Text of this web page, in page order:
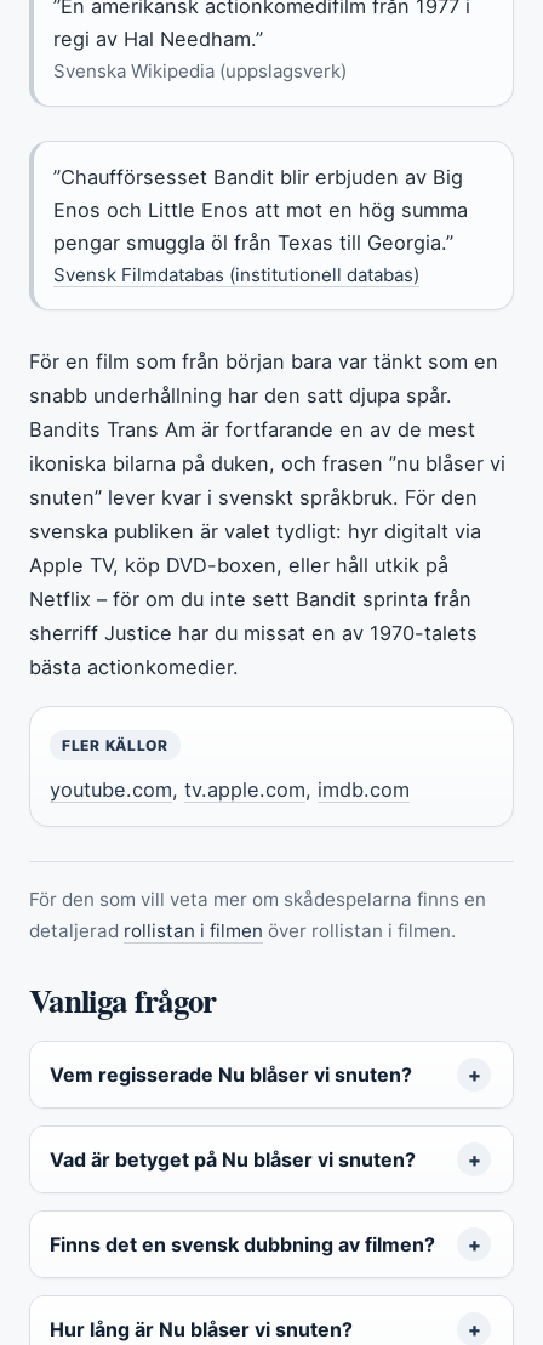
”En amerikansk actionkomedifilm från 1977 i
regi av Hal Needham.”
Svenska Wikipedia (uppslagsverk)
”Chaufförsesset Bandit blir erbjuden av Big
Enos och Little Enos att mot en hög summa
pengar smuggla öl från Texas till Georgia.”
Svensk Filmdatabas (institutionell databas)
För en film som från början bara var tänkt som en
snabb underhållning har den satt djupa spår.
Bandits Trans Am är fortfarande en av de mest
ikoniska bilarna på duken, och frasen ”nu blåser vi
snuten” lever kvar i svenskt språkbruk. För den
svenska publiken är valet tydligt: hyr digitalt via
Apple TV, köp DVD-boxen, eller håll utkik på
Netflix – för om du inte sett Bandit sprinta från
sherriff Justice har du missat en av 1970-talets
bästa actionkomedier.
FLER KÄLLOR
youtube.com, tv.apple.com, imdb.com
För den som vill veta mer om skådespelarna finns en
detaljerad rollistan i filmen över rollistan i filmen.
Vanliga frågor
Vem regisserade Nu blåser vi snuten?
Vad är betyget på Nu blåser vi snuten?
Finns det en svensk dubbning av filmen?
Hur lång är Nu blåser vi snuten?